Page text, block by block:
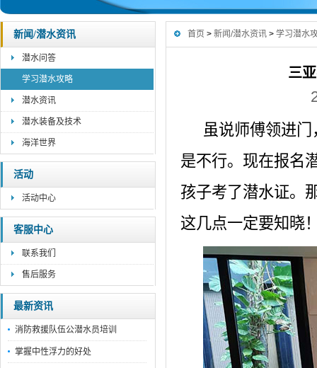
新闻/潜水资讯
潜水问答
学习潜水攻略
潜水资讯
潜水装备及技术
海洋世界
活动
活动中心
客服中心
联系我们
售后服务
最新资讯
消防救援队伍公潜水员培训
掌握中性浮力的好处
首页 > 新闻/潜水资讯 > 学习潜水
三
虽说师傅领进
是不行。现在报名
孩子考了潜水证。
这几点一定要知晓